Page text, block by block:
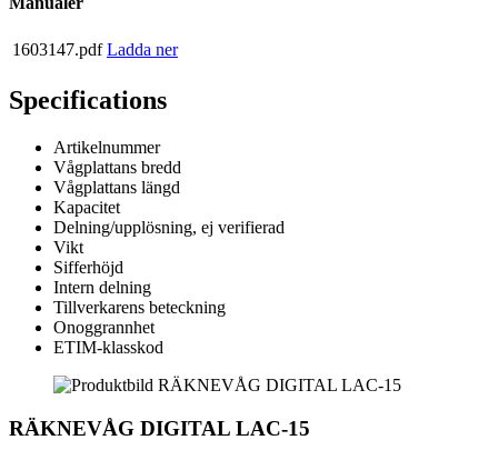
1603147.pdf Ladda ner
Specifications
Artikelnummer
Vågplattans bredd
Vågplattans längd
Kapacitet
Delning/upplösning, ej verifierad
Vikt
Sifferhöjd
Intern delning
Tillverkarens beteckning
Onoggrannhet
ETIM-klasskod
RÄKNEVÅG DIGITAL LAC-15